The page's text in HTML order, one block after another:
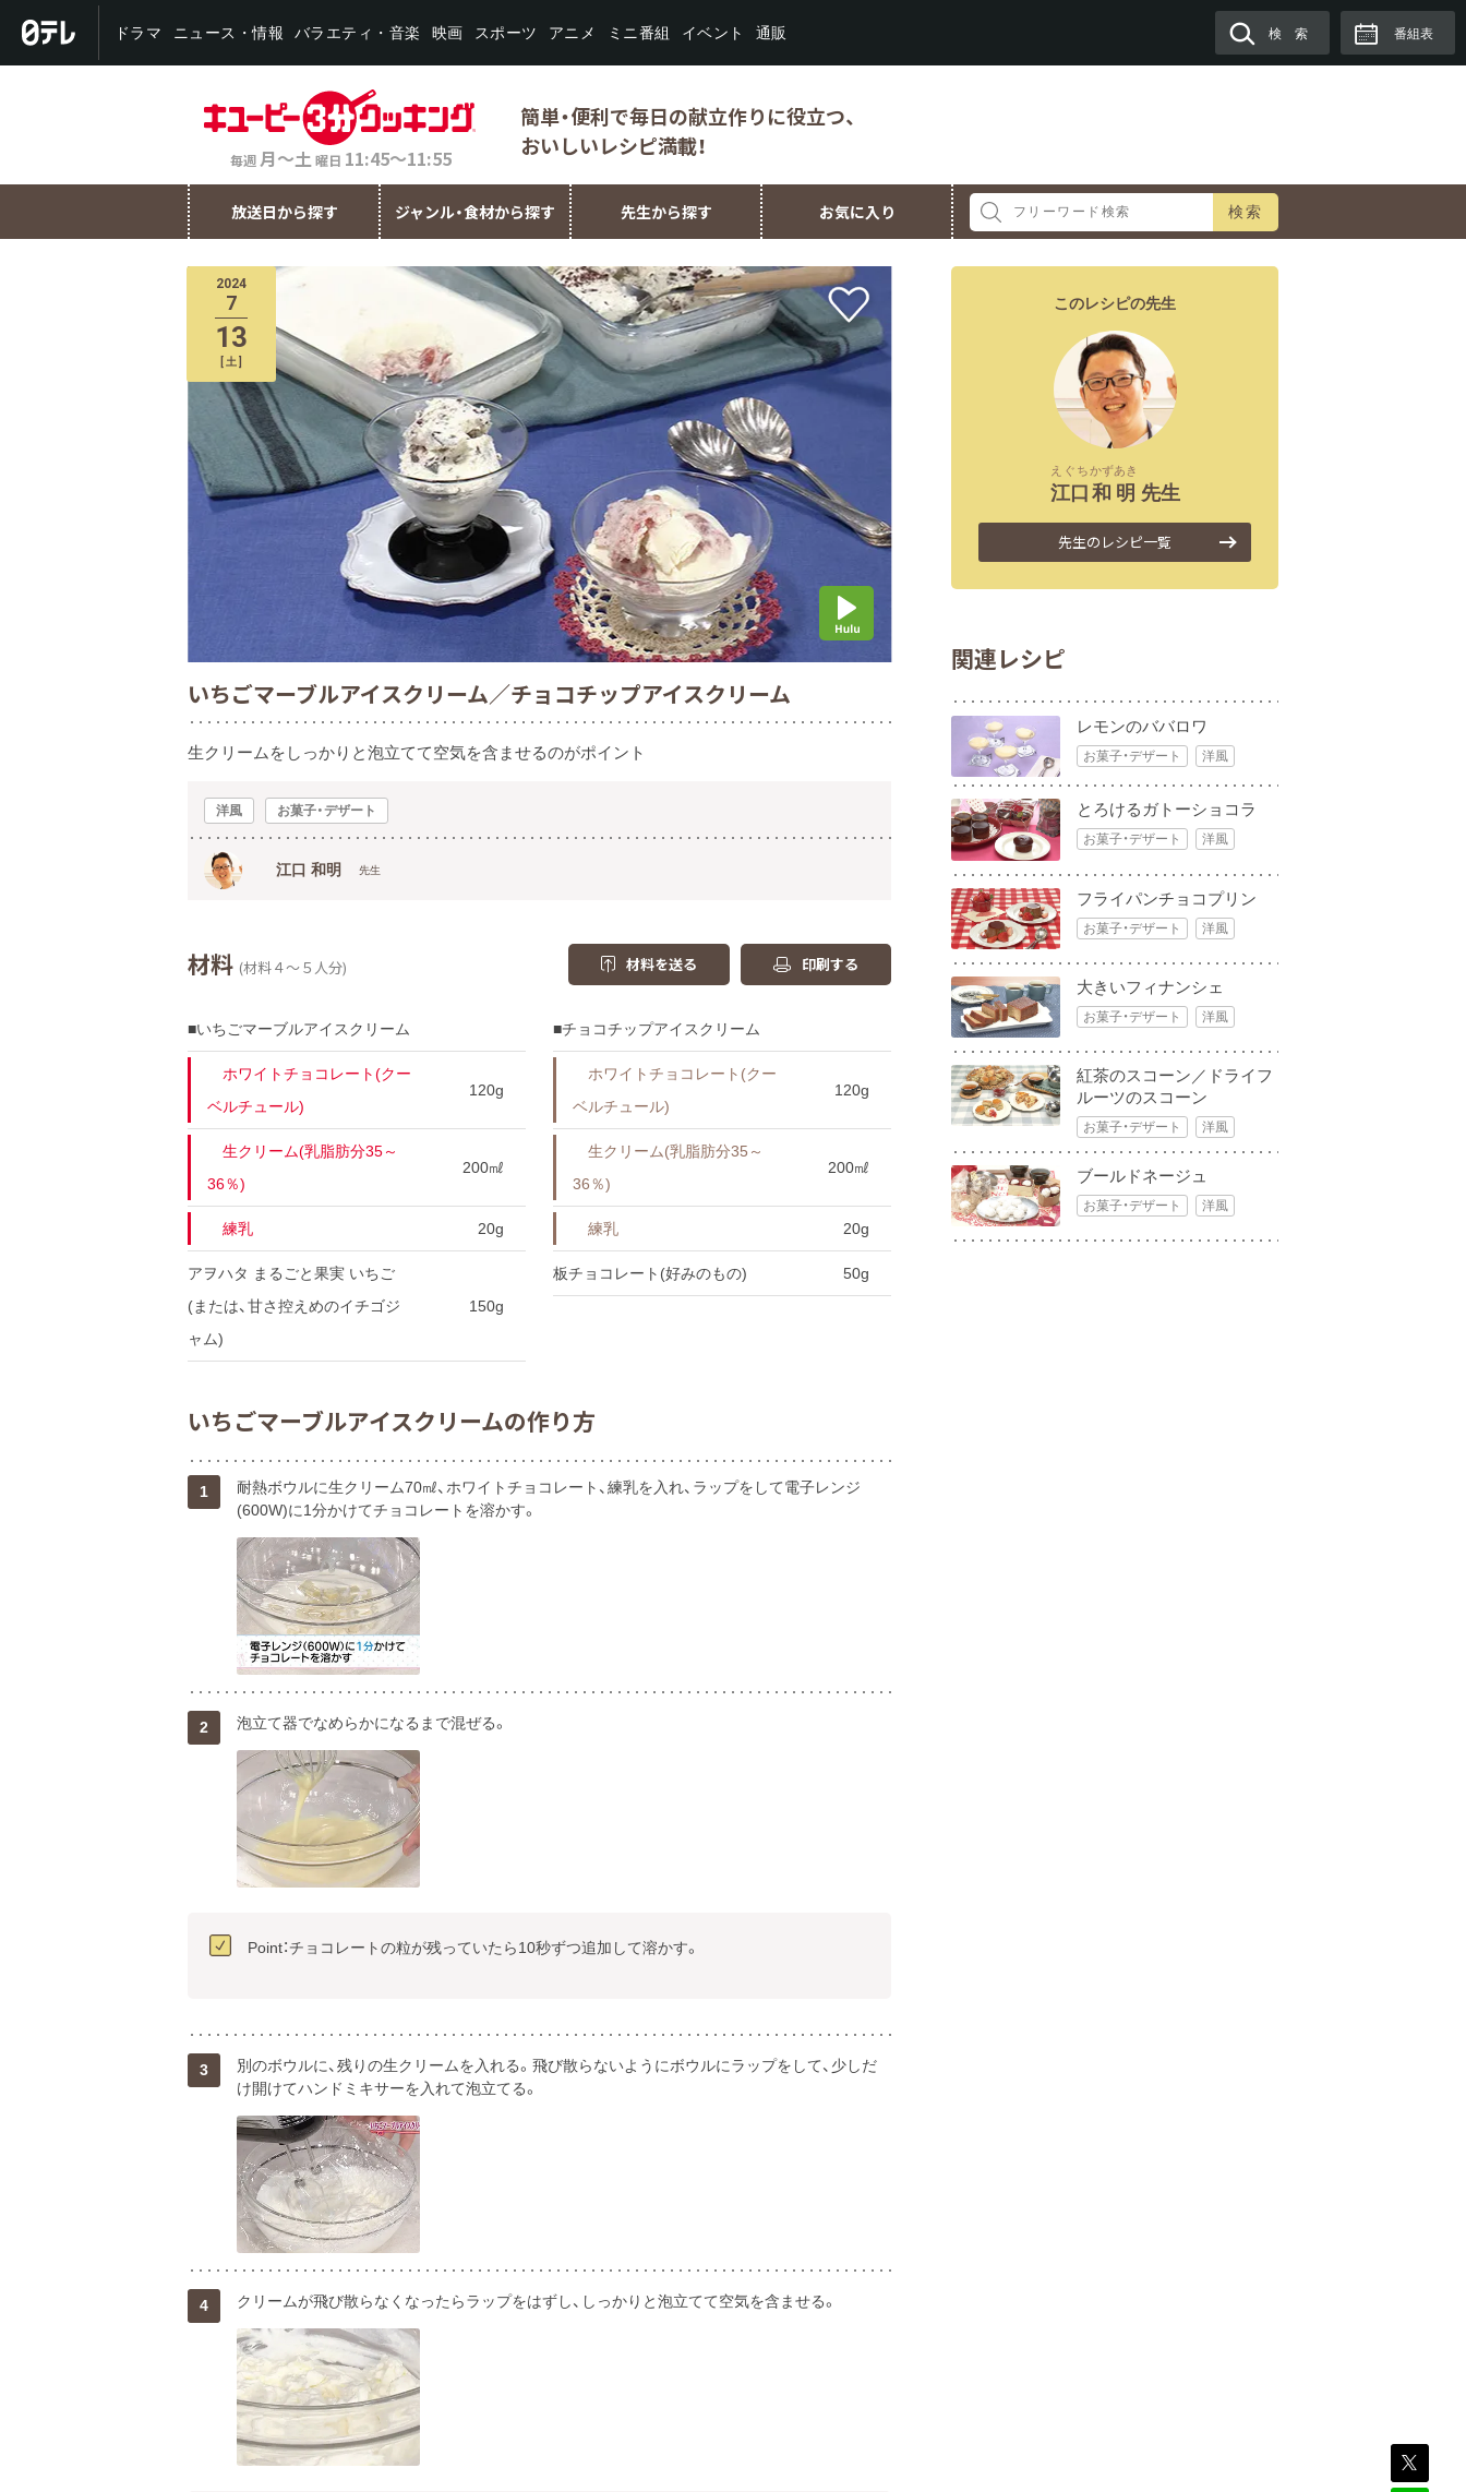
ドラマ ニュース・情報 バラエティ・音楽 映画 スポーツ アニメ ミニ番組 イベント 通販 検 索 番組表
毎週月～土 曜日 11:45～11:55
簡単・便利で毎日の献立作りに役立つ、
おいしいレシピ満載！
放送日から探す ジャンル・食材から探す 先生から探す お気に入り 検索
2024
7
13
土]
いちごマーブルアイスクリーム／チョコチップアイスクリーム
生クリームをしっかりと泡立てて空気を含ませるのがポイント
洋風 お菓子・デザート
江口 和明 先生
材料 (材料４～５人分) 材料を送る 印刷する
■いちごマーブルアイスクリーム
ホワイトチョコレート(クー
ベルチュール)
120g
生クリーム(乳脂肪分35～
36％)
200㎖
練乳 20g
アヲハタ まるごと果実 いちご
(または、甘さ控えめのイチゴジ
ャム)
150g
■チョコチップアイスクリーム
ホワイトチョコレート(クー
ベルチュール)
120g
生クリーム(乳脂肪分35～
36％)
200㎖
練乳 20g
板チョコレート(好みのもの) 50g
いちごマーブルアイスクリームの作り方
1
耐熱ボウルに生クリーム70㎖、ホワイトチョコレート、練乳を入れ、ラップをして電子レンジ
(600W)に1分かけてチョコレートを溶かす。
2 泡立て器でなめらかになるまで混ぜる。
Point：チョコレートの粒が残っていたら10秒ずつ追加して溶かす。
3
別のボウルに、残りの生クリームを入れる。飛び散らないようにボウルにラップをして、少しだ
け開けてハンドミキサーを入れて泡立てる。
4 クリームが飛び散らなくなったらラップをはずし、しっかりと泡立てて空気を含ませる。
このレシピの先生
江口
えぐち
和明
かずあき
先生
先生のレシピ一覧
関連レシピ
レモンのババロワ
お菓子・デザート 洋風
とろけるガトーショコラ
お菓子・デザート 洋風
フライパンチョコプリン
お菓子・デザート 洋風
大きいフィナンシェ
お菓子・デザート 洋風
紅茶のスコーン／ドライフ
ルーツのスコーン
お菓子・デザート 洋風
ブールドネージュ
お菓子・デザート 洋風